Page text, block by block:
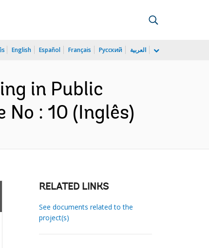
English Español Français Русский العربية
in Public
: 10 (Inglês)
RELATED LINKS
See documents related to the
project(s)